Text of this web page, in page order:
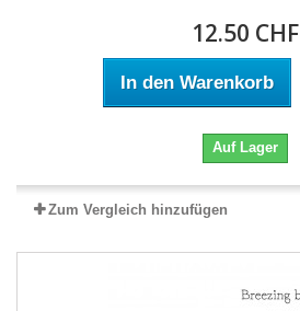
12.50 CHF
In den Warenkorb
Auf Lager
Zum Vergleich hinzufügen